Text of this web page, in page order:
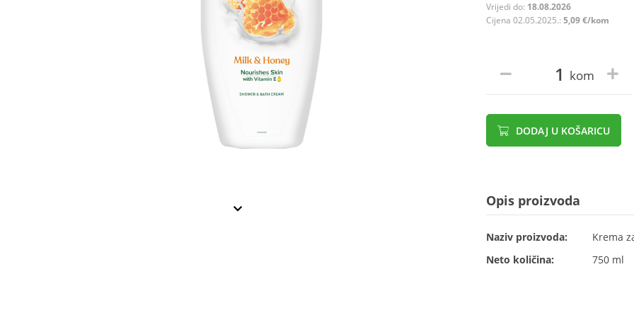
Vrijedi do: 18.08.2026
Cijena 02.05.2025.: 5,09 €/kom
kom
DODAJ U KOŠARICU
Opis proizvoda
Naziv proizvoda:
Krema
Neto količina:
750 ml